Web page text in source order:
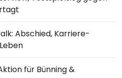
Abschied, Karriere-
für Bünning &